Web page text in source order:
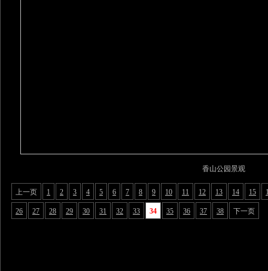
香山公园景观
上一页 1 2 3 4 5 6 7 8 9 10 11 12 13 14 15
26 27 28 29 30 31 32 33 34 35 36 37 38 下一页